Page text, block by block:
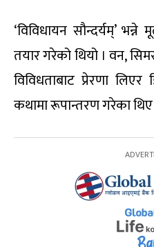
‘विविधायन सौन्दर्यम्’
तयार गरेको थियो । वन,
विविधताबाट प्रेरणा
कथामा रूपान्तरण गरेका थिए